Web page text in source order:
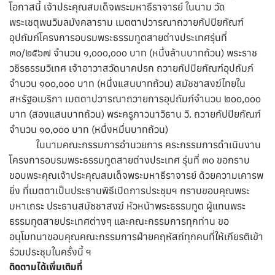
โอกาสนี้ เจ้าประคุณสมเด็จพระมหาธีราจารย์ ในนาม วัด
พระเชตุพนวิมลมังคลาราม เมตตาปวารณาถวายกัปปิยกัณฑ์
อุปถัมภ์โครงการอบรมพระธรรมทูตสายต่างประเทศรุ่นที่
๓๐/๒๕๖๗ จำนวน ๑,๐๐๐,๐๐๐ บาท (หนึ่งล้านบาทถ้วน) พระราช
วชิรธรรมวิเทศ เจ้าอาวาสวัดนาคปรก ถวายกัปปิยกัณฑ์อุปถัมภ์
จำนวน ๑๐๐,๐๐๐ บาท (หนึ่งแสนบาทถ้วน) สมัชชาสงฆ์ไทยใน
สหรัฐอเมริกา เมตตาปวารณาถวายการอุปถัมภ์จำนวน ๒๐๐,๐๐๐
บาท (สองแสนบาทถ้วน) พระครูภาวนาวิธาน วิ. ถวายกัปปิยกัณฑ์
จำนวน ๑๐,๐๐๐ บาท (หนึ่งหมื่นบาทถ้วน)
ในนามคณะกรรมการอำนวยการ คระกรรมการดำเนินงาน
โครงการอบรมพระธรรมทูตสายต่างประเทศ รุ่นที่ ๓๐ ขอกราบ
ขอบพระคุณเจ้าประคุณสมเด็จพระมหาธีราจารย์ ด้วยความเคารพ
ยิ่ง ที่เมตตาเป็นประธานพิธีเปิดการประชุมฯ กราบขอบคุณพระ
มหาเถระ ประธานสมัชชาสงฆ์ หัวหน้าพระธรรมทูต ผู้แทนพระ
ธรรมทูตสายประเทศต่างๆ และคณะกรรมการทุกท่าน ขอ
อนุโมทนาขอบคุณคณะกรรมการฝ่ายคฤหัสถ์ทุกคนที่ให้เกียรติเข้า
ร่วมประชุมในครั้งนี้ ฯ
ติดตามได้เพิ่มเติมที่